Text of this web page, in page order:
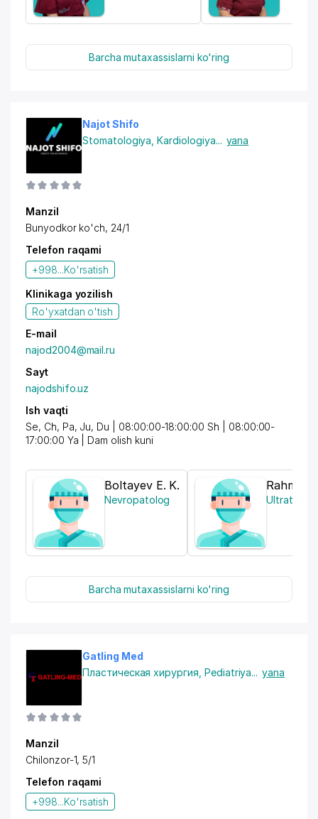
Barcha mutaxassislarni ko'ring
Najot Shifo
Stomatologiya ,Kardiologiya... yana
Manzil
Bunyodkor ko'ch, 24/1
Telefon raqami
+998...Ko'rsatish
Klinikaga yozilish
Ro'yxatdan o'tish
E-mail
najod2004@mail.ru
Sayt
najodshifo.uz
Ish vaqti
Se, Ch, Pa, Ju, Du | 08:00:00-18:00:00 Sh | 08:00:00-
17:00:00 Ya | Dam olish kuni
Boltayev E. K.
Nevropatolog
Barcha mutaxassislarni ko'ring
Gatling Med
Пластическая хирургия Pediatriya... yana
Manzil
Chilonzor-1, 5/1
Telefon raqami
+998...Ko'rsatish